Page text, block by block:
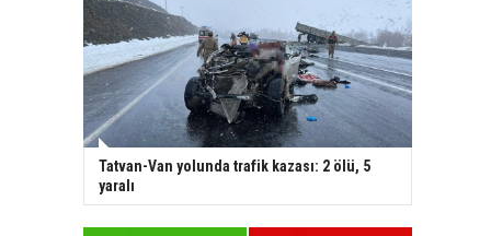
Tatvan-Van yolunda trafik kazası: 2 ölü, 5
yaralı